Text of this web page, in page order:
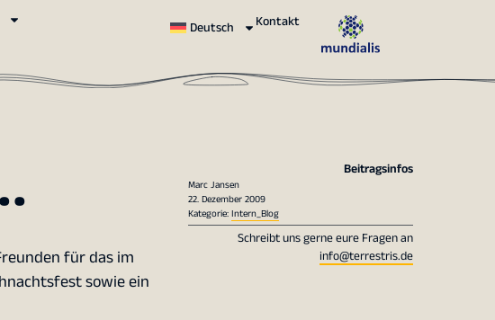
Deutsch Kontakt
für das im
sowie ein
Beitragsinfos
Marc Jansen
22. Dezember 2009
Kategorie:Intern_Blog
Schreibt uns gerne eure Fragen an
info@terrestris.de